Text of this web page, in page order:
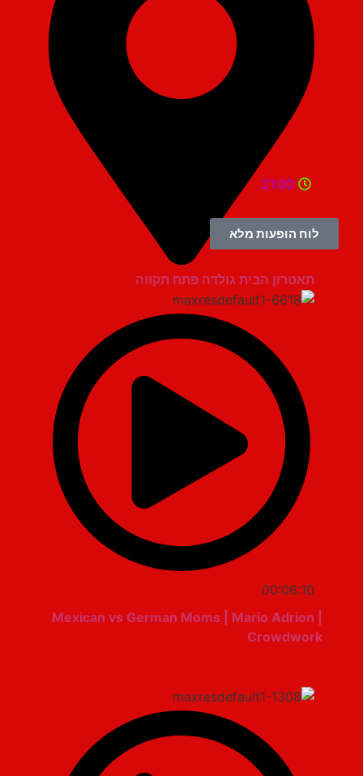
תאטרון הבית גולדה פתח תקווה
21:00
לוח הופעות מלא
00:06:10
Mexican vs German Moms | Mario Adrion |
Crowdwork